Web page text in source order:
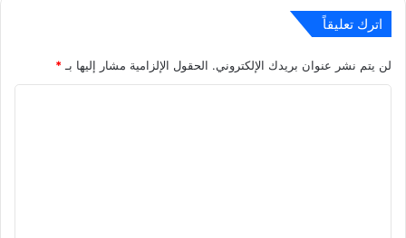
اترك تعليقاً
لن يتم نشر عنوان بريدك الإلكتروني. الحقول الإلزامية مشار إليها بـ*